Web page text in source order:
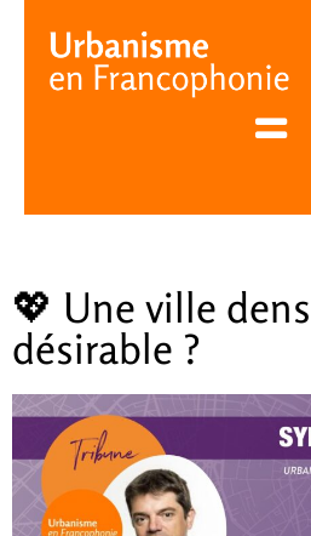
💖 Une ville
désirable ?